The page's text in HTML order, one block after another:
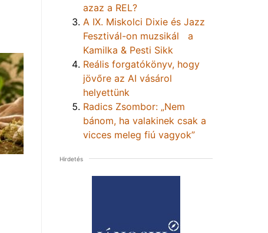
azaz a REL?
A IX. Miskolci Dixie és Jazz
Fesztivál-on muzsikál a
Kamilka & Pesti Sikk
Reális forgatókönyv, hogy
jövőre az AI vásárol
helyettünk
Radics Zsombor: „Nem
bánom, ha valakinek csak a
vicces meleg fiú vagyok”
Hirdetés